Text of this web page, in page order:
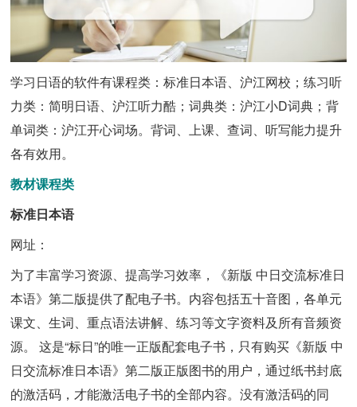
学习日语的软件有课程类：标准日本语、沪江网校；练习听
力类：简明日语、沪江听力酷；词典类：沪江小D词典；背
单词类：沪江开心词场。背词、上课、查词、听写能力提升
各有效用。
教材课程类
标准日本语
网址：
为了丰富学习资源、提高学习效率，《新版 中日交流标准日
本语》第二版提供了配电子书。内容包括五十音图，各单元
课文、生词、重点语法讲解、练习等文字资料及所有音频资
源。 这是“标日”的唯一正版配套电子书，只有购买《新版 中
日交流标准日本语》第二版正版图书的用户，通过纸书封底
的激活码，才能激活电子书的全部内容。没有激活码的同